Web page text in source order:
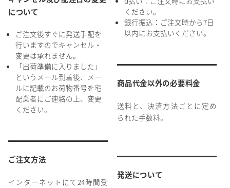
について
ご注文後すぐに発送手配を
行いますのでキャンセル・
変更は承れません。
「出荷準備に入りました」
というメール到着後、メー
ルに記載のお荷物番号を宅
配業者にご連絡の上、変更
ください。
ご注文方法
インターネットにて24時間受
ください。
銀行振込：ご注文時から7日
以内にお支払いください。
商品代金以外の必要料金
送料と、決済方法ごとに定め
られた手数料。
発送について